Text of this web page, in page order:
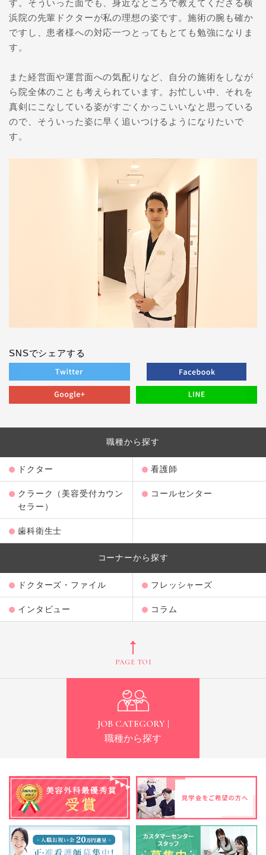
す。そういった面でも、身近なところで教えてくださる横
浜院の先輩ドクターが私の理想の姿です。施術の腕も確か
ですし、患者様への対応一つとってもとても勉強になりま
す。
また経営面や運営面への気配りなど、自分の施術をしなが
ら院全体のことも考えられています。お忙しい中、それを
真剣にこなしている姿がすごくかっこいいなと思っている
ので、そういった姿に早く追いつけるようになりたいで
す。
SNSでシェアする
職種から探す
ドクター 看護師
クラーク（美容受付カウン
セラー）
コールセンター
歯科衛生士
コーナーから探す
ドクターズ・ファイル フレッシャーズ
インタビュー コラム
JOB CATEGORY |
職種から探す
PAGE TOP